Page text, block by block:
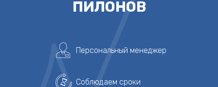
ПИЛОНОВ
Персональный менеджер
Соблюдаем сроки